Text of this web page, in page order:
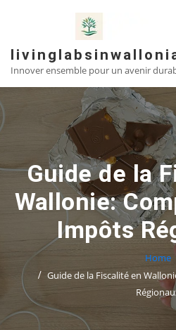
Innover ensemble pour un avenir
Guide de la
Wallonie:
Impôts
Home
Guide de la Fiscalité en